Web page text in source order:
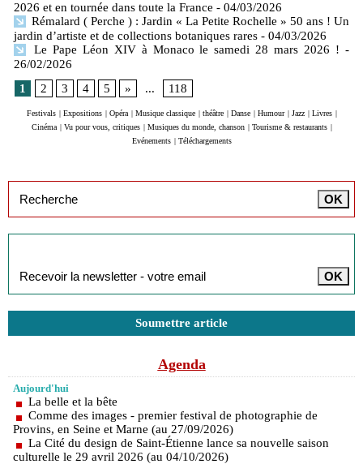
2026 et en tournée dans toute la France - 04/03/2026
Rémalard ( Perche ) : Jardin « La Petite Rochelle » 50 ans ! Un
jardin d’artiste et de collections botaniques rares - 04/03/2026
Le Pape Léon XIV à Monaco le samedi 28 mars 2026 ! -
26/02/2026
1
2 3 4 5 » ... 118
Festivals | Expositions | Opéra | Musique classique | théâtre | Danse | Humour | Jazz | Livres |
Cinéma | Vu pour vous, critiques | Musiques du monde, chanson | Tourisme & restaurants |
Evénements | Téléchargements
Soumettre article
Agenda
Aujourd'hui
La belle et la bête
Comme des images - premier festival de photographie de
Provins, en Seine et Marne (au 27/09/2026)
La Cité du design de Saint-Étienne lance sa nouvelle saison
culturelle le 29 avril 2026 (au 04/10/2026)